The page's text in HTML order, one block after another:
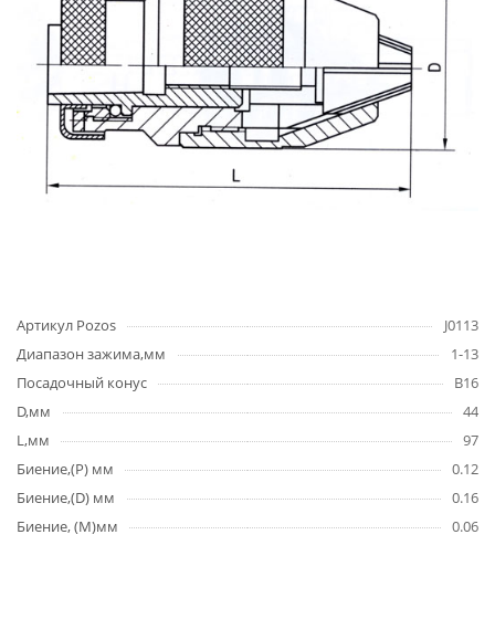
Артикул Pozos
J0113
Диапазон зажима,мм
1-13
Посадочный конус
B16
D,мм
44
L,мм
97
Биение,(P) мм
0.12
Биение,(D) мм
0.16
Биение, (M)мм
0.06